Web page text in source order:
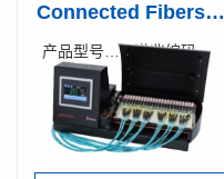
Connected Fibers烘
炉1CURE-201
产品型号：
1CURE-
100-CE
谱兆编码：
28000100